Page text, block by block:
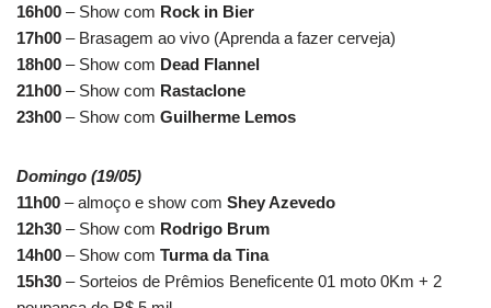
16h00 – Show com Rock in Bier
17h00 – Brasagem ao vivo (Aprenda a fazer cerveja)
18h00 – Show com Dead Flannel
21h00 – Show com Rastaclone
23h00 – Show com Guilherme Lemos
Domingo (19/05)
11h00 – almoço e show com Shey Azevedo
12h30 – Show com Rodrigo Brum
14h00 – Show com Turma da Tina
15h30 – Sorteios de Prêmios Beneficente 01 moto 0Km + 2